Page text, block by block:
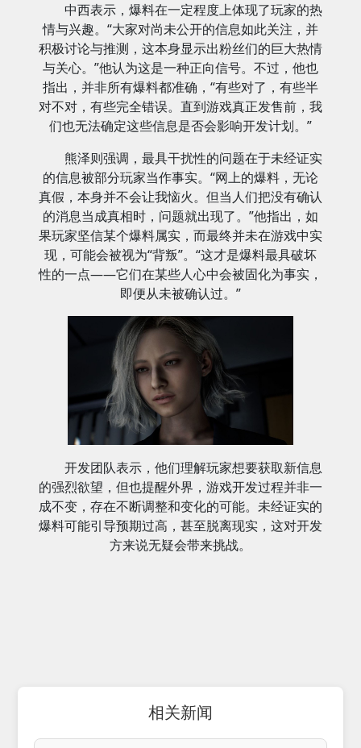
中西表示，爆料在一定程度上体现了玩家的热
情与兴趣。“大家对尚未公开的信息如此关注，并
积极讨论与推测，这本身显示出粉丝们的巨大热情
与关心。”他认为这是一种正向信号。不过，他也
指出，并非所有爆料都准确，“有些对了，有些半
对不对，有些完全错误。直到游戏真正发售前，我
们也无法确定这些信息是否会影响开发计划。”
熊泽则强调，最具干扰性的问题在于未经证实
的信息被部分玩家当作事实。“网上的爆料，无论
真假，本身并不会让我恼火。但当人们把没有确认
的消息当成真相时，问题就出现了。”他指出，如
果玩家坚信某个爆料属实，而最终并未在游戏中实
现，可能会被视为“背叛”。“这才是爆料最具破坏
性的一点——它们在某些人心中会被固化为事实，
即便从未被确认过。”
开发团队表示，他们理解玩家想要获取新信息
的强烈欲望，但也提醒外界，游戏开发过程并非一
成不变，存在不断调整和变化的可能。未经证实的
爆料可能引导预期过高，甚至脱离现实，这对开发
方来说无疑会带来挑战。
相关新闻